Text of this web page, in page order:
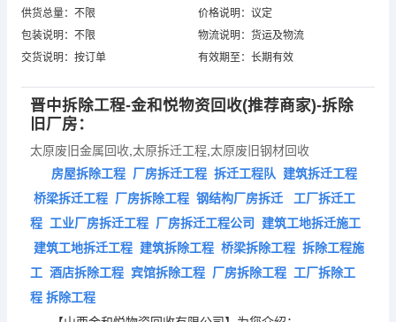
供货总量：不限
价格说明：议定
包装说明：不限
物流说明：货运及物流
交货说明：按订单
有效期至：长期有效
晋中拆除工程-金和悦物资回收(推荐商家)-拆除
旧厂房：
太原废旧金属回收 太原拆迁工程 太原废旧钢材回收
房屋拆除工程 厂房拆迁工程 拆迁工程队 建筑拆迁工程
桥梁拆迁工程 厂房拆除工程 钢结构厂房拆迁 工厂拆迁工
程 工业厂房拆迁工程 厂房拆迁工程公司 建筑工地拆迁施工
建筑工地拆迁工程 建筑拆除工程 桥梁拆除工程 拆除工程施
工 酒店拆除工程 宾馆拆除工程 厂房拆除工程 工厂拆除工
程 拆除工程